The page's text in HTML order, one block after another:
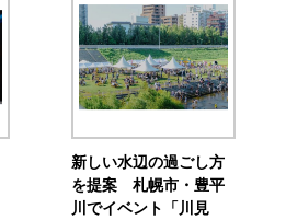
新しい水辺の過ごし方
を提案 札幌市・豊平
川でイベント「川見